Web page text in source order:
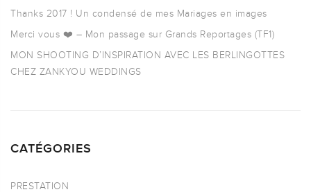
Thanks 2017 ! Un condensé de mes Mariages en images
Merci vous ❤️ – Mon passage sur Grands Reportages (TF1)
MON SHOOTING D’INSPIRATION AVEC LES BERLINGOTTES
CHEZ ZANKYOU WEDDINGS
CATÉGORIES
PRESTATION